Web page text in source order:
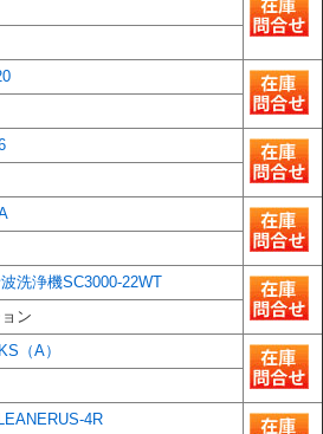
洗浄機SC3000-22WT
ン
（A）
4R